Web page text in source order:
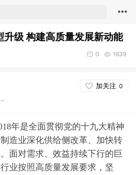
升级 构建高质量发展新动能
1639
0
加关注 0
年是全面贯彻党的十九大精神
造业深化供给侧改革、加快转
面对需求、效益持续下行的巨
业按照高质量发展要求，坚